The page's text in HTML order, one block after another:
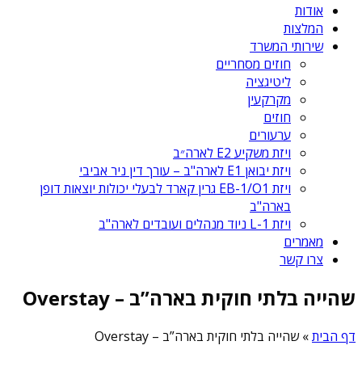
אודות
המלצות
שירותי המשרד
חוזים מסחריים
ליטיגציה
מקרקעין
חוזים
ערעורים
ויזת משקיע E2 לארה״ב
ויזת יבואן E1 לארה"ב – עורך דין ניר אביבי
ויזת EB-1/O1 גרין קארד לבעלי יכולות יוצאות דופן
בארה"ב
ויזת L-1 ניוד מנהלים ועובדים לארה"ב
מאמרים
צרו קשר
שהייה בלתי חוקית בארה”ב – Overstay
דף הבית»שהייה בלתי חוקית בארה”ב – Overstay